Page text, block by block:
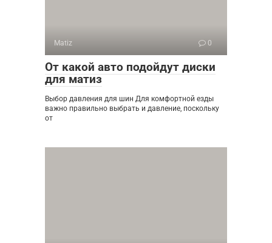
Matiz 0
От какой авто подойдут диски
для матиз
Выбор давления для шин Для комфортной езды
важно правильно выбрать и давление, поскольку
от